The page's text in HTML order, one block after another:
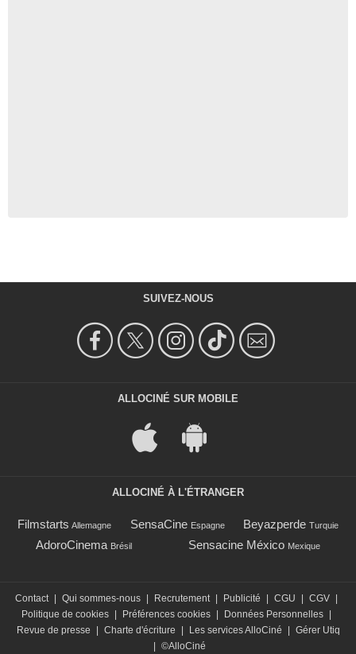
SUIVEZ-NOUS
ALLOCINÉ SUR MOBILE
ALLOCINÉ À L'ÉTRANGER
Filmstarts Allemagne SensaCine Espagne Beyazperde Turquie
AdoroCinema Brésil Sensacine México Mexique
Contact Qui sommes-nous Recrutement Publicité CGU CGV
Politique de cookies
Préférences cookies Données Personnelles
Revue de presse
Charte d'écriture Les services AlloCiné
Gérer Utiq
©AlloCiné